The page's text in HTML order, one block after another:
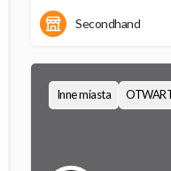
10 Lutego
Secondhand
Inne miasta